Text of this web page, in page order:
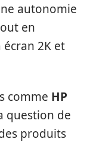
autonomie
en
2K et
comme HP
question de
produits